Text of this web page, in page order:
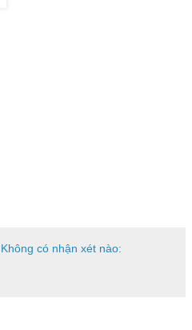
Không có nhận xét nào: